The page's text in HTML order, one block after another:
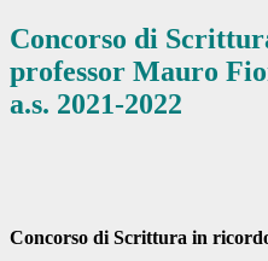
Concorso di
professor Mauro
a.s. 2021-2022
Concorso di Scrittura in